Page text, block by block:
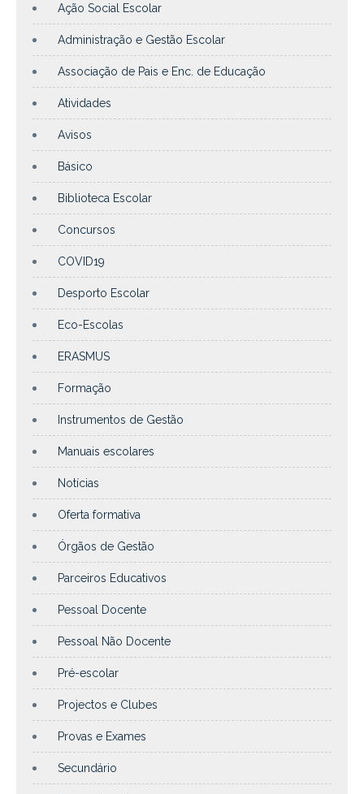
Ação Social Escolar
Administração e Gestão Escolar
Associação de Pais e Enc. de Educação
Atividades
Avisos
Básico
Biblioteca Escolar
Concursos
COVID19
Desporto Escolar
Eco-Escolas
ERASMUS
Formação
Instrumentos de Gestão
Manuais escolares
Notícias
Oferta formativa
Órgãos de Gestão
Parceiros Educativos
Pessoal Docente
Pessoal Não Docente
Pré-escolar
Projectos e Clubes
Provas e Exames
Secundário